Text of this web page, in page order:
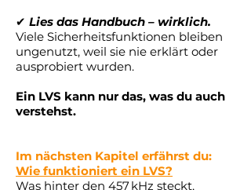
✔ Lies das Handbuch – wirklich.
Viele Sicherheitsfunktionen bleiben
ungenutzt, weil sie nie erklärt oder
ausprobiert wurden.
Ein LVS kann nur das, was du auch
verstehst.
Im nächsten Kapitel erfährst du:
Wie funktioniert ein LVS?
Was hinter den 457 kHz steckt,